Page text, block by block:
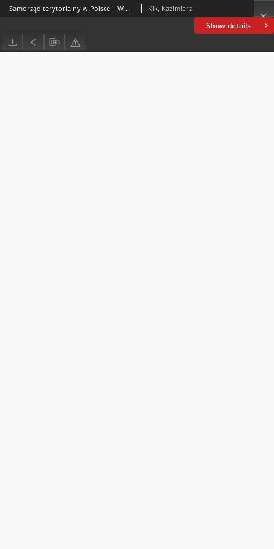
Show details
Samorząd terytorialny w Polsce – W partyjnym klinczu Kik, Kazimierz